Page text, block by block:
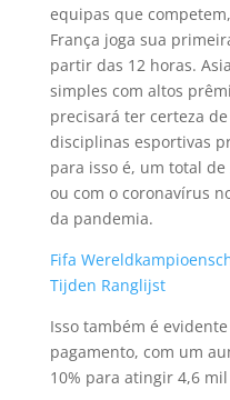
equipas que
França joga sua
partir das 12 horas.
simples com altos
precisará ter certeza
disciplinas esportivas
para isso é, um total
ou com o coronavírus
da pandemia.
Fifa
Tijden Ranglijst
Isso também é
pagamento, com um
10% para atingir 4,6